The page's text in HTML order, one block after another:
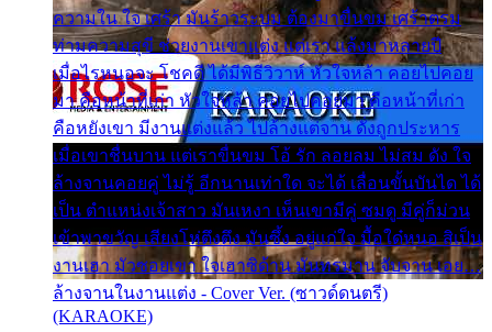
ความใน ใจ เศร้า มันร้าวระบม ต้องมาขื่นขม เศร้าตรม
ท่ามความสุขี ช่วยงานเขาแต่ง แต่เรา แล้งมาหลายปี
เมื่อไรหนอจะ โชคดี ได้มีพิธีวิวาห์ หัวใจหล้า คอยไปคอย
มา คือหน้าที่เก่า หัวใจหล้า คอยไปคอยมา คือหน้าที่เก่า
คือหยังเขา มีงานแต่งแล้ว ไปล้างแต่จาน ดั่งถูกประหาร
เมื่อเขาชื่นบาน แต่เราขื่นขม โอ้ รัก ลอยลม ไม่สม ดัง ใจ
ล้างจานคอยคู่ ไม่รู้ อีกนานเท่าใด จะได้ เลื่อนขั้นบันได ได้
เป็น ตำแหน่งเจ้าสาว มันเหงา เห็นเขามีคู่ ซมดู มีคู่ก็ม่วน
เข้าพาขวัญ เสียงโห่ตึงตึง มันซึ้ง อยู่แก่ใจ มื้อใด๋หนอ สิเป็น
งานเฮา มัวซอยเขา ใจเฮาซิด้าน มันทรมาน จับจาน เอย…
ล้างจานในงานแต่ง - Cover Ver. (ซาวด์ดนตรี)
(KARAOKE)